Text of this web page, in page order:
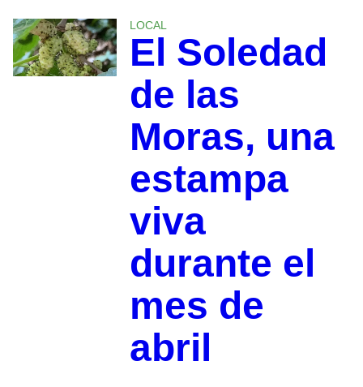
LOCAL
El Soledad
de las
Moras, una
estampa
viva
durante el
mes de
abril